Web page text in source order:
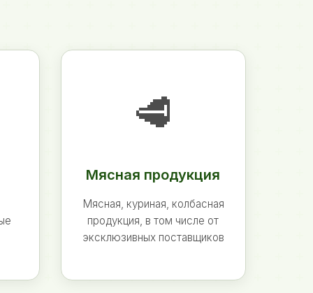
🥩
Мясная продукция
Мясная, куриная, колбасная
продукция, в том числе от
эксклюзивных поставщиков